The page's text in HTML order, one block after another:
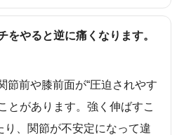
をやると逆に痛くなります。
節前や膝前面が“圧迫されやす
とがあります。強く伸ばすこ
り、関節が不安定になって違